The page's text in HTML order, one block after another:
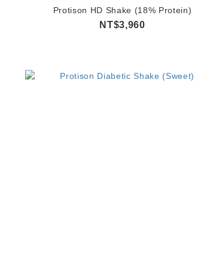
Protison HD Shake (18% Protein)
NT$3,960